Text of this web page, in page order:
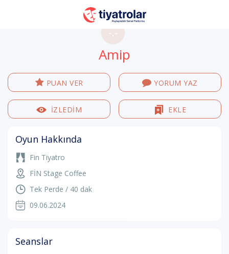
-.-
Amip
PUAN VER YORUM YAZ
İZLEDİM EKLE
Oyun Hakkında
Fin Tiyatro
FİN Stage Coffee
Tek Perde / 40 dak
09.06.2024
Seanslar